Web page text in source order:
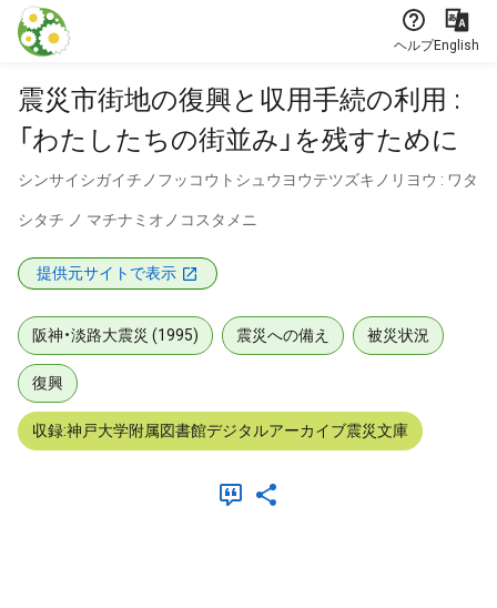
本文に飛ぶ
ヘルプEnglish
震災市街地の復興と収用手続の利用 :
「わたしたちの街並み」を残すために
シンサイシガイチノフッコウトシュウヨウテツズキノリヨウ : ワタ
シタチ ノ マチナミオノコスタメニ
提供元サイトで表示
阪神・淡路大震災 (1995) 震災への備え 被災状況
復興
収録:神戸大学附属図書館デジタルアーカイブ震災文庫